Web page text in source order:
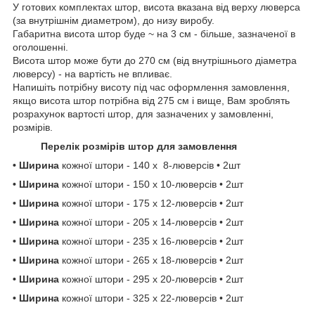
У готових комплектах штор, висота вказана від верху люверса
(за внутрішнім диаметром), до низу виробу.
Габаритна висота штор буде ~ на 3 см - більше, зазначеної в
оголошенні.
Висота штор може бути до 270 см (від внутрішнього діаметра
люверсу) - на вартість не впливає.
Напишіть потрібну висоту під час оформлення замовлення,
якщо висота штор потрібна від 275 см і вище, Вам зроблять
розрахунок вартості штор, для зазначених у замовленні,
розмірів.
Перелік розмірів штор для замовлення
• Ширина кожної штори - 140 х 8-люверсів • 2шт
• Ширина кожної штори - 150 х 10-люверсів • 2шт
• Ширина кожної штори - 175 х 12-люверсів • 2шт
• Ширина кожної штори - 205 х 14-люверсів • 2шт
• Ширина кожної штори - 235 х 16-люверсів • 2шт
• Ширина кожної штори - 265 х 18-люверсів • 2шт
• Ширина кожної штори - 295 х 20-люверсів • 2шт
• Ширина кожної штори - 325 х 22-люверсів • 2шт